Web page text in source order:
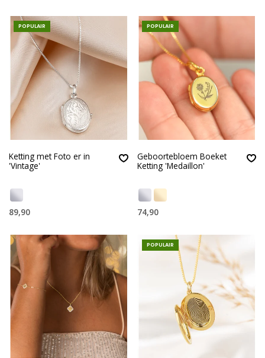
POPULAIR
Ketting met Foto er in
'Vintage'
89,90
POPULAIR
Geboortebloem Boeket
Ketting 'Medaillon'
74,90
POPULAIR